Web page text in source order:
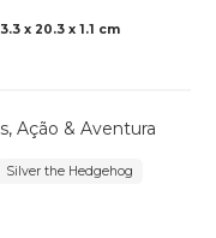
x 20.3 x 1.1 cm
, Ação & Aventura
Silver the Hedgehog